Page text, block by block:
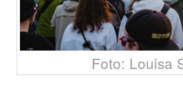
Foto: Louisa